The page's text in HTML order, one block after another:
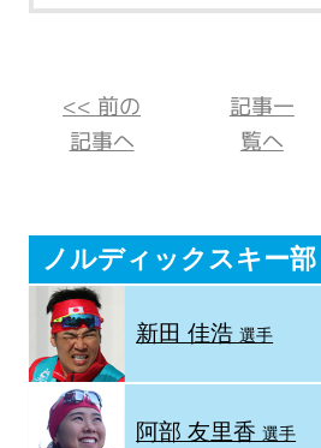
<< 前の
記事へ
記事一
覧へ
ノルディックスキー部
新田 佳浩選手
阿部 友里香選手